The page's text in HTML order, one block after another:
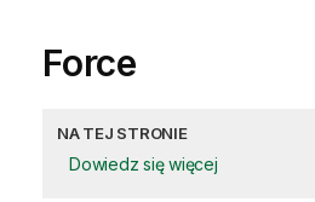
Force
NA TEJ STRONIE
Dowiedz się więcej